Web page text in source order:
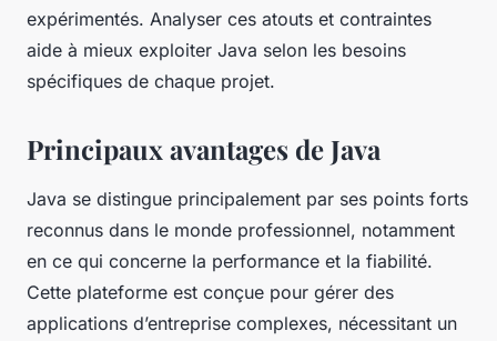
expérimentés. Analyser ces atouts et contraintes
aide à mieux exploiter Java selon les besoins
spécifiques de chaque projet.
Principaux avantages de Java
Java se distingue principalement par ses points forts
reconnus dans le monde professionnel, notamment
en ce qui concerne la performance et la fiabilité.
Cette plateforme est conçue pour gérer des
applications d’entreprise complexes, nécessitant un